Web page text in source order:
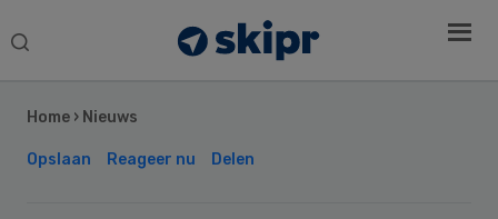
Search
Home › Nieuws
Opslaan Reageer nu Delen
Sidebar